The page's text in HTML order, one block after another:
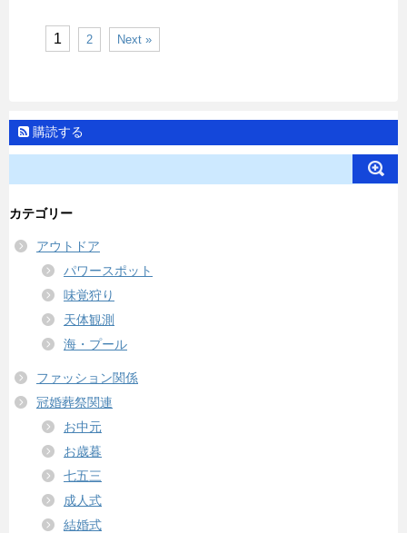
1 2 Next »
購読する
カテゴリー
アウトドア
パワースポット
味覚狩り
天体観測
海・プール
ファッション関係
冠婚葬祭関連
お中元
お歳暮
七五三
成人式
結婚式